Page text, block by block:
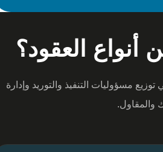
أنواع العقود؟
مسؤوليات التنفيذ والتوريد وإدارة